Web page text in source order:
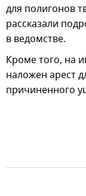
для полигонов
рассказали
в ведомстве.
Кроме того, на
наложен арест
причиненного